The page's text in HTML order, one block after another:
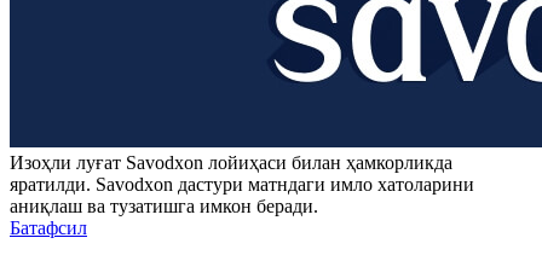
Изоҳли луғат Savodxon лойиҳаси билан ҳамкорликда
яратилди. Savodxon дастури матндаги имло хатоларини
аниқлаш ва тузатишга имкон беради.
Батафсил